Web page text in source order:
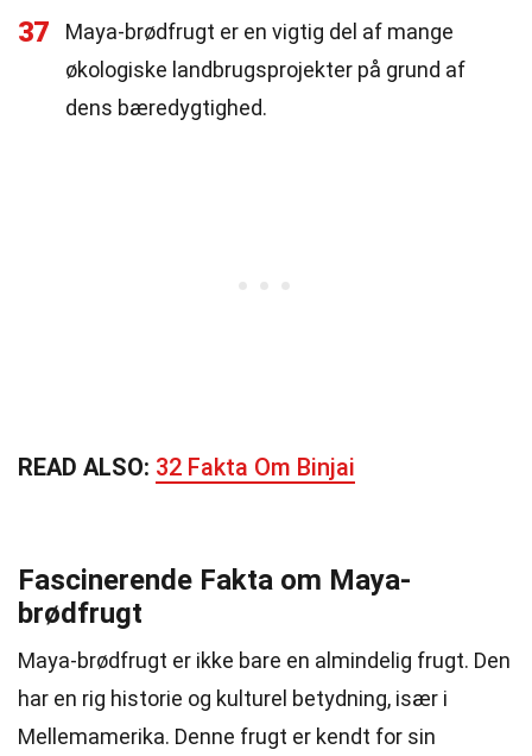
37
Maya-brødfrugt er en vigtig del af mange
økologiske landbrugsprojekter på grund af
dens bæredygtighed.
READ ALSO: 32 Fakta Om Binjai
Fascinerende Fakta om Maya-
brødfrugt
Maya-brødfrugt er ikke bare en almindelig frugt. Den
har en rig historie og kulturel betydning, især i
Mellemamerika. Denne frugt er kendt for sin